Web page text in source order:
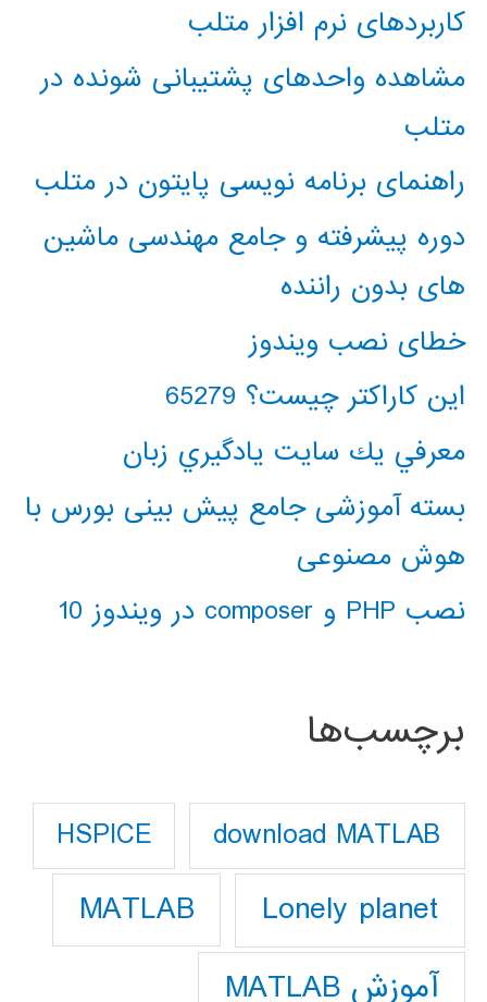
کاربردهای نرم افزار متلب
مشاهده واحدهای پشتیبانی شونده در
متلب
راهنمای برنامه نویسی پایتون در متلب
دوره پیشرفته و جامع مهندسی ماشین
های بدون راننده
خطای نصب ویندوز
این کاراکتر چیست؟ 65279
معرفي يك سايت يادگيري زبان
بسته آموزشی جامع پیش بینی بورس با
هوش مصنوعی
نصب PHP و composer در ویندوز 10
برچسب‌ها
download MATLAB
HSPICE
Lonely planet
MATLAB
آموزش MATLAB